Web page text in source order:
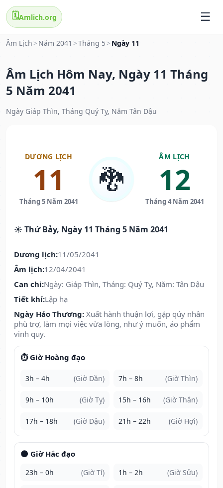
🗓️Amlich.org
Âm Lịch > Năm 2041 >Tháng 5 > Ngày 11
Âm Lịch Hôm Nay, Ngày 11 Tháng
5 Năm 2041
Ngày Giáp Thìn, Tháng Quý Tỵ, Năm Tân Dậu
DƯƠNG LỊCH
11
Tháng 5 Năm 2041
🐉
ÂM LỊCH
12
Tháng 4 Năm 2041
☀️ Thứ Bảy, Ngày 11 Tháng 5 Năm 2041
Dương lịch:11/05/2041
Âm lịch:12/04/2041
Can chi:Ngày: Giáp Thìn, Tháng: Quý Tỵ, Năm: Tân Dậu
Tiết khí:Lập hạ
Ngày Hảo Thương: Xuất hành thuận lợi, gặp qúy nhân
phù trợ, làm mọi việc vừa lòng, như ý muốn, áo phẩm
vinh quy.
⏱️ Giờ Hoàng đạo
3h – 4h (Giờ Dần) 7h – 8h (Giờ Thìn)
9h – 10h (Giờ Tỵ) 15h – 16h (Giờ Thân)
17h – 18h (Giờ Dậu) 21h – 22h (Giờ Hợi)
🌑 Giờ Hắc đạo
23h – 0h (Giờ Tí) 1h – 2h (Giờ Sửu)